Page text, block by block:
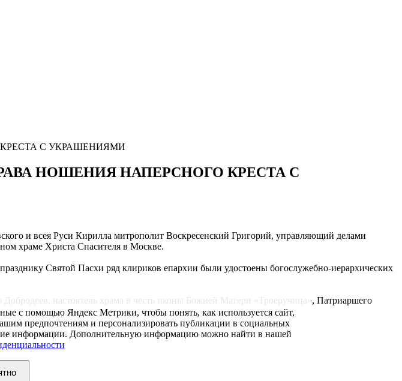
С УКРАШЕНИЯМИ
НОШЕНИЯ НАПЕРСНОГО КРЕСТА С
и всея Руси Кирилла митрополит Воскресенский Григорий, управляющий делами
храме Христа Спасителя в Москве.
Святой Пасхи ряд клириков епархии были удостоены богослужебно-иерархических
настоятель храма в честь иконы Божией Матери «Троеручица», Патриаршего
и благая лета!
с помощью Яндекс Метрики, чтобы понять, как используется сайт,
предпочтениям и персонализировать публикации в социальных
информации. Дополнительную информацию можно найти в нашей